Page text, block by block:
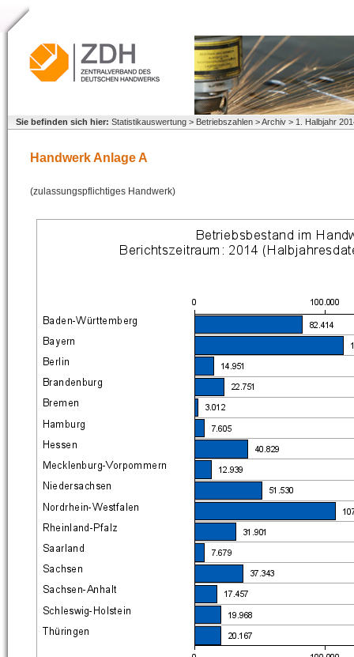
Sie befinden sich hier: Statistikauswertung > Betriebszahlen > Archiv > 1. Halbjahr
Handwerk Anlage A
(zulassungspflichtiges Handwerk)